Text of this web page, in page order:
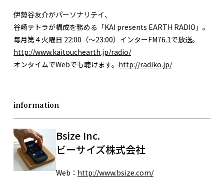
伊勢谷友介がパーソナリテイ、
谷崎テトラが構成を務める「KAI presents EARTH RADIO」。
毎月第４火曜日 22:00（～23:00）インターFM76.1で放送。
http://www.kaitouchearth.jp/radio/
オンタイムでWebでも聴けます。 http://radiko.jp/
information
Bsize Inc.
ビーサイズ株式会社
Web： http://www.bsize.com/